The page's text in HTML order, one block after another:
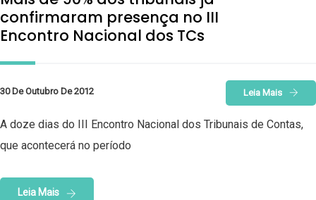
confirmaram presença no III
Encontro Nacional dos TCs
30 De Outubro De 2012 Leia Mais
A doze dias do III Encontro Nacional dos Tribunais de Contas,
que acontecerá no período
Leia Mais